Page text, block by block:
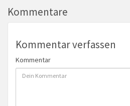
Kommentare
Kommentar verfassen
Kommentar